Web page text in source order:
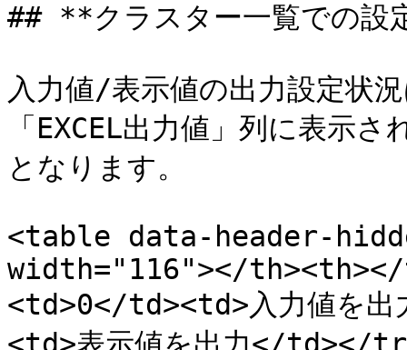
## **クラスター一覧での設
入力値/表示値の出力設定状
「EXCEL出力値」列に表示
となります。
<table data-header-
width="116"></
<td>0</td><td>入力値を